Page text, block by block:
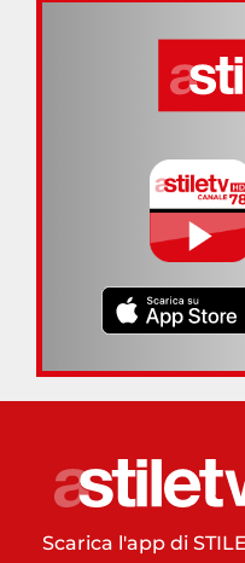
Scarica l'app di